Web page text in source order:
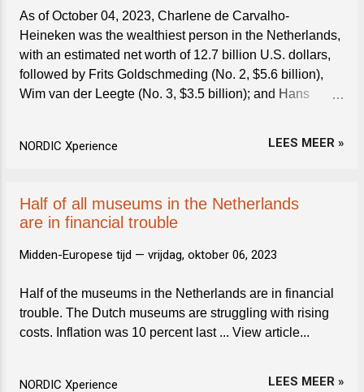
As of October 04, 2023, Charlene de Carvalho-
Heineken was the wealthiest person in the Netherlands,
with an estimated net worth of 12.7 billion U.S. dollars,
followed by Frits Goldschmeding (No. 2, $5.6 billion),
Wim van der Leegte (No. 3, $3.5 billion); and Hans
NORDIC Xperience LEES MEER »
Half of all museums in the Netherlands
are in financial trouble
Midden-Europese tijd — vrijdag, oktober 06, 2023
Half of the museums in the Netherlands are in financial
trouble. The Dutch museums are struggling with rising
costs. Inflation was 10 percent last ... View article...
NORDIC Xperience LEES MEER »